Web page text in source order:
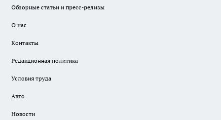
Обзорные статьи и пресс-релизы
О нас
Контакты
Редакционная политика
Условия труда
Авто
Новости